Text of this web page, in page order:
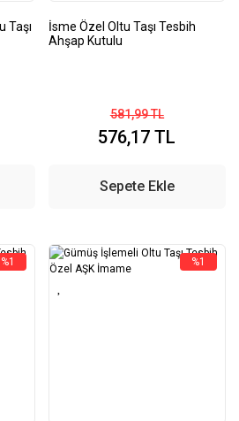
Taşı
İsme Özel Oltu Taşı Tesbih
Ahşap Kutulu
581,99 TL
576,17 TL
Sepete Ekle
%1 %1